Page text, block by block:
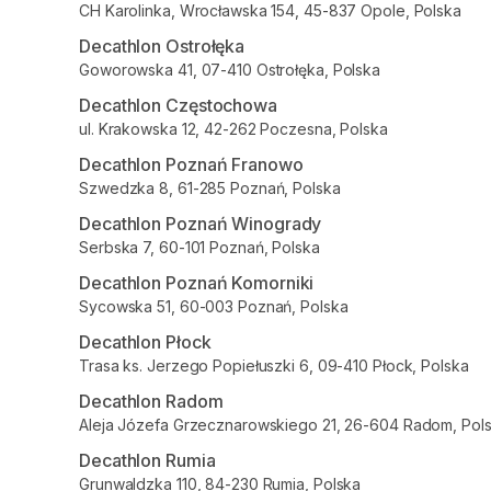
CH Karolinka, Wrocławska 154, 45-837 Opole, Polska
Decathlon Ostrołęka
Goworowska 41, 07-410 Ostrołęka, Polska
Decathlon Częstochowa
ul. Krakowska 12, 42-262 Poczesna, Polska
Decathlon Poznań Franowo
Szwedzka 8, 61-285 Poznań, Polska
Decathlon Poznań Winogrady
Serbska 7, 60-101 Poznań, Polska
Decathlon Poznań Komorniki
Sycowska 51, 60-003 Poznań, Polska
Decathlon Płock
Trasa ks. Jerzego Popiełuszki 6, 09-410 Płock, Polska
Decathlon Radom
Aleja Józefa Grzecznarowskiego 21, 26-604 Radom,
Decathlon Rumia
Grunwaldzka 110, 84-230 Rumia, Polska